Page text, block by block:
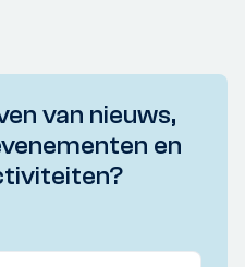
van nieuws,
en